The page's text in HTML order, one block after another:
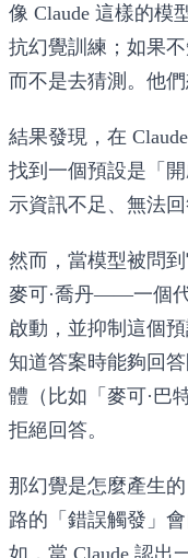
像 Claude 這樣的模
抗幻覺訓練；如果
而不是去猜測。他
結果發現，在 Claude
找到一個預設是「
示資訊不足、無法回
然而，當模型被問
麥可·喬丹——一個
啟動，並抑制這個
知道答案時能夠回
體（比如「麥可·巴
拒絕回答。
那幻覺是怎麼產生的
路的「錯誤觸發」
如，當 Claude 認出